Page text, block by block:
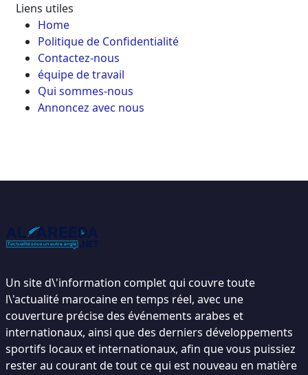
Liens utiles
Home
Politique de Confidentialité
Contactez-nous
équipe de travail
Qui sommes-nous
Annoncez avec nous
Un site d\'information complet qui couvre toute
l\'actualité marocaine en temps réel, avec une
couverture précise des événements arabes et
internationaux, ainsi que des derniers développements
sportifs locaux et internationaux, afin que vous puissiez
rester au courant de tout ce qui est nouveau en matière